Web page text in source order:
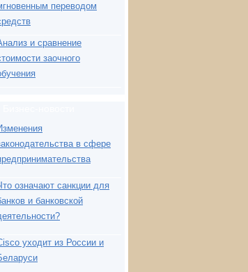
переводом
и сравнение
заочного
в сфере
означают санкции для
и банковской
уходит из России и